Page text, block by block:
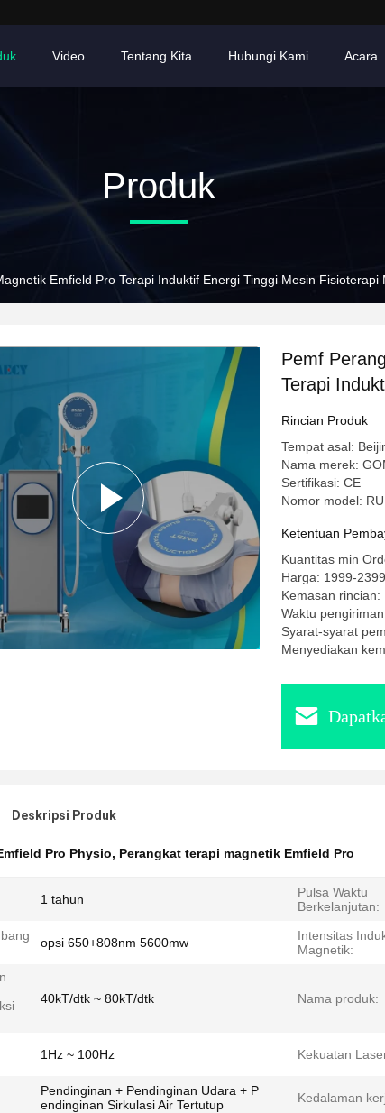
Video Tentang Kita Hubungi Kami Acara
Produk
Emfield Pro Terapi Induktif Energi Tinggi Mesin Fisioterapi
Pemf
Terapi
Rincian Produk
Tempat asal:
Nama merek:
Sertifikasi: CE
Nomor model:
Ketentuan
Kuantitas min
Harga: 1999-
Kemasan rincian:
Waktu
Syarat-syarat
Menyediakan
Deskripsi Produk
Pro Physio, Perangkat terapi magnetik Emfield Pro
1 tahun
Pulsa Waktu
Berkelanjutan:
opsi 650+808nm 5600mw
Intensitas
Magnetik:
40kT/dtk ~ 80kT/dtk Nama produk:
1Hz ~ 100Hz Kekuatan
Pendinginan + Pendinginan Udara + P
endinginan Sirkulasi Air Tertutup
Kedalaman